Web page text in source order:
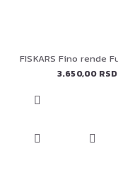
3.650,00 RSD